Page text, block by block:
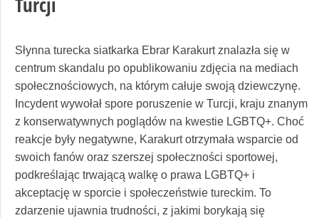
Słynna turecka siatkarka Ebrar Karakurt znalazła się w
centrum skandalu po opublikowaniu zdjęcia na mediach
społecznościowych, na którym całuje swoją dziewczynę.
Incydent wywołał spore poruszenie w Turcji, kraju znanym
z konserwatywnych poglądów na kwestie LGBTQ+. Choć
reakcje były negatywne, Karakurt otrzymała wsparcie od
swoich fanów oraz szerszej społeczności sportowej,
podkreślając trwającą walkę o prawa LGBTQ+ i
akceptację w sporcie i społeczeństwie tureckim. To
zdarzenie ujawnia trudności, z jakimi borykają się